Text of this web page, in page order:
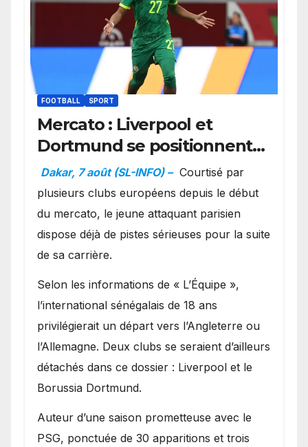
FOOTBALL SPORT
Mercato : Liverpool et
Dortmund se positionnent
en favoris pour recruter
Ibrahim Mbaye
Dakar, 7 août (SL-INFO) – Courtisé par
plusieurs clubs européens depuis le début
du mercato, le jeune attaquant parisien
dispose déjà de pistes sérieuses pour la suite
de sa carrière.
Selon les informations de « L’Équipe »,
l’international sénégalais de 18 ans
privilégierait un départ vers l’Angleterre ou
l’Allemagne. Deux clubs se seraient d’ailleurs
détachés dans ce dossier : Liverpool et le
Borussia Dortmund.
Auteur d’une saison prometteuse avec le
PSG, ponctuée de 30 apparitions et trois